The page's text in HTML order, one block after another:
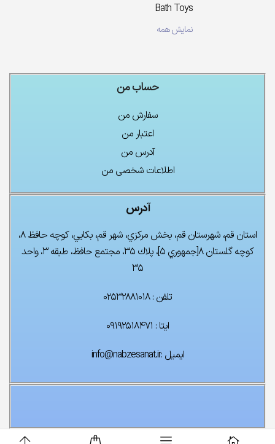
Bath Toys
نمایش همه
حساب من
سفارش من
اعتبار من
آدرس من
اطلاعات شخصی من
آدرس
استان قم، شهرستان قم، بخش مركزي، شهر قم، بكايي، كوچه حافظ ۸،
كوچه گلستان ۸[جمهوري ۵]، پلاك ۳۵، مجتمع حافظ، طبقه ۳، واحد
۳۵
تلفن : ۰۲۵۳۲۸۸۱۰۱۸
ایتا : ۰۹۱۹۲۵۱۸۴۷۱
ایمیل :info@nabzesanat.ir